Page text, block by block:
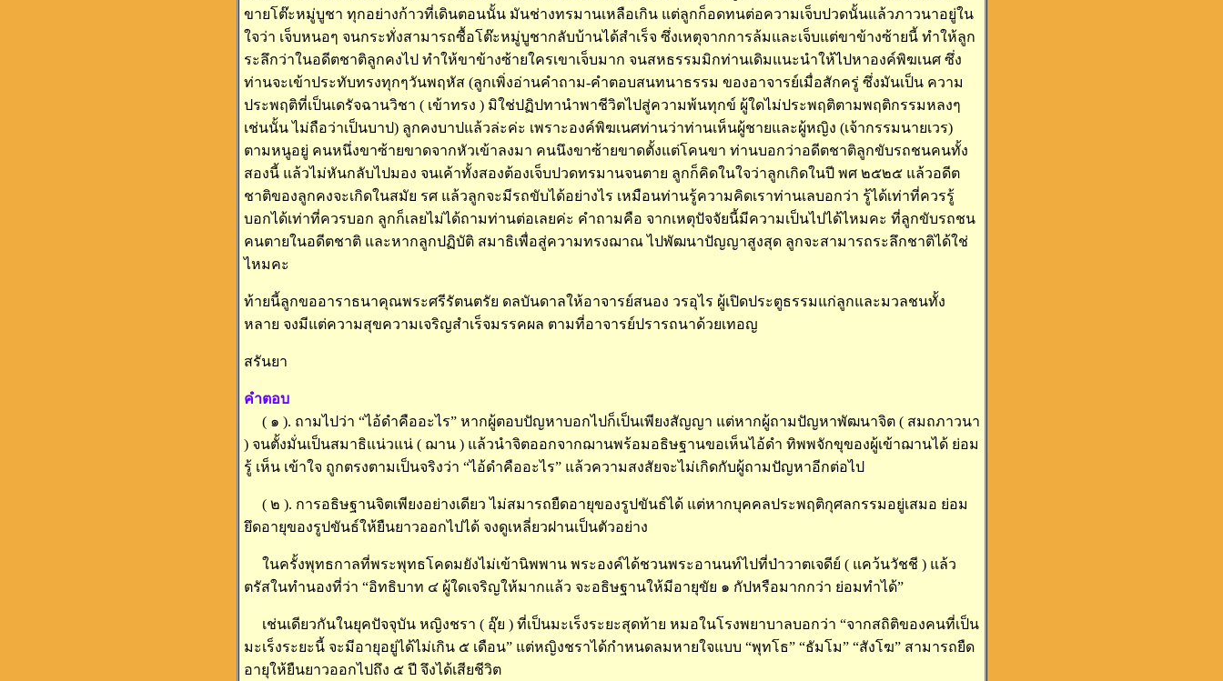
ขายโต๊ะหมู่บูชา ทุกอย่างก้าวที่เดินตอนนั้น มันช่างทรมานเหลือเกิน แต่ลูกก็อดทนต่อความเจ็บปวดนั้นแล้วภาวนาอยู่ใน
ใจว่า เจ็บหนอๆ จนกระทั่งสามารถซื้อโต๊ะหมู่บูชากลับบ้านได้สำเร็จ ซึ่งเหตุจากการล้มและเจ็บแต่ขาข้างซ้ายนี้ ทำให้ลูก
ระลึกว่าในอดีตชาติลูกคงไป ทำให้ขาข้างซ้ายใครเขาเจ็บมาก จนสหธรรมมิกท่านเดิมแนะนำให้ไปหาองค์พิฆเนศ ซึ่ง
ท่านจะเข้าประทับทรงทุกๆวันพฤหัส (ลูกเพิ่งอ่านคำถาม-คำตอบสนทนาธรรม ของอาจารย์เมื่อสักครู่ ซึ่งมันเป็น ความ
ประพฤติที่เป็นเดรัจฉานวิชา ( เข้าทรง ) มิใช่ปฏิปทานำพาชีวิตไปสู่ความพ้นทุกข์ ผู้ใดไม่ประพฤติตามพฤติกรรมหลงๆ
เช่นนั้น ไม่ถือว่าเป็นบาป) ลูกคงบาปแล้วล่ะค่ะ เพราะองค์พิฆเนศท่านว่าท่านเห็นผู้ชายและผู้หญิง (เจ้ากรรมนายเวร)
ตามหนูอยู่ คนหนึ่งขาซ้ายขาดจากหัวเข้าลงมา คนนึงขาซ้ายขาดตั้งแต่โคนขา ท่านบอกว่าอดีตชาติลูกขับรถชนคนทั้ง
สองนี้ แล้วไม่หันกลับไปมอง จนเค้าทั้งสองต้องเจ็บปวดทรมานจนตาย ลูกก็คิดในใจว่าลูกเกิดในปี พศ ๒๕๒๕ แล้วอดีต
ชาติของลูกคงจะเกิดในสมัย รศ แล้วลูกจะมีรถขับได้อย่างไร เหมือนท่านรู้ความคิดเราท่านเลบอกว่า รู้ได้เท่าที่ควรรู้
บอกได้เท่าที่ควรบอก ลูกก็เลยไม่ได้ถามท่านต่อเลยค่ะ คำถามคือ จากเหตุปัจจัยนี้มีความเป็นไปได้ไหมคะ ที่ลูกขับรถชน
คนตายในอดีตชาติ และหากลูกปฏิบัติ สมาธิเพื่อสู่ความทรงฌาณ ไปพัฒนาปัญญาสูงสุด ลูกจะสามารถระลึกชาติได้ใช่
ไหมคะ
ท้ายนี้ลูกขออาราธนาคุณพระศรีรัตนตรัย ดลบันดาลให้อาจารย์สนอง วรอุไร ผู้เปิดประตูธรรมแก่ลูกและมวลชนทั้ง
หลาย จงมีแต่ความสุขความเจริญสำเร็จมรรคผล ตามที่อาจารย์ปรารถนาด้วยเทอญ
สรันยา
คำตอบ
( ๑ ). ถามไปว่า “ไอ้ดำคืออะไร” หากผู้ตอบปัญหาบอกไปก็เป็นเพียงสัญญา แต่หากผู้ถามปัญหาพัฒนาจิต ( สมถภาวนา
) จนตั้งมั่นเป็นสมาธิแน่วแน่ ( ฌาน ) แล้วนำจิตออกจากฌานพร้อมอธิษฐานขอเห็นไอ้ดำ ทิพพจักขุของผู้เข้าฌานได้ ย่อม
รู้ เห็น เข้าใจ ถูกตรงตามเป็นจริงว่า “ไอ้ดำคืออะไร” แล้วความสงสัยจะไม่เกิดกับผู้ถามปัญหาอีกต่อไป
( ๒ ). การอธิษฐานจิตเพียงอย่างเดียว ไม่สมารถยืดอายุของรูปขันธ์ได้ แต่หากบุคคลประพฤติกุศลกรรมอยู่เสมอ ย่อม
ยึดอายุของรูปขันธ์ให้ยืนยาวออกไปได้ จงดูเหลี่ยวฝานเป็นตัวอย่าง
ในครั้งพุทธกาลที่พระพุทธโคดมยังไม่เข้านิพพาน พระองค์ได้ชวนพระอานนท์ไปที่ป่าวาตเจดีย์ ( แคว้นวัชชี ) แล้ว
ตรัสในทำนองที่ว่า “อิทธิบาท ๔ ผู้ใดเจริญให้มากแล้ว จะอธิษฐานให้มีอายุขัย ๑ กัปหรือมากกว่า ย่อมทำได้”
เช่นเดียวกันในยุคปัจจุบัน หญิงชรา ( อุ๊ย ) ที่เป็นมะเร็งระยะสุดท้าย หมอในโรงพยาบาลบอกว่า “จากสถิติของคนที่เป็น
มะเร็งระยะนี้ จะมีอายุอยู่ได้ไม่เกิน ๕ เดือน” แต่หญิงชราได้กำหนดลมหายใจแบบ “พุทโธ” “ธัมโม” “สังโฆ” สามารถยืด
อายุให้ยืนยาวออกไปถึง ๕ ปี จึงได้เสียชีวิต